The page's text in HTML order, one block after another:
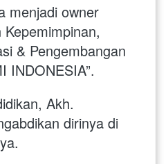
menjadi owner
& Pengembangan
INDONESIA”.
Akh.
dirinya di